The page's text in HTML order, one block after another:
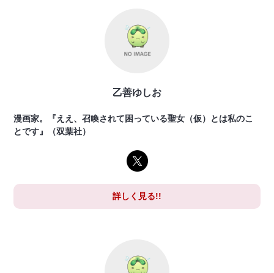
乙善ゆしお
漫画家。『ええ、召喚されて困っている聖女（仮）とは私のこ
とです』（双葉社）
詳しく見る!!